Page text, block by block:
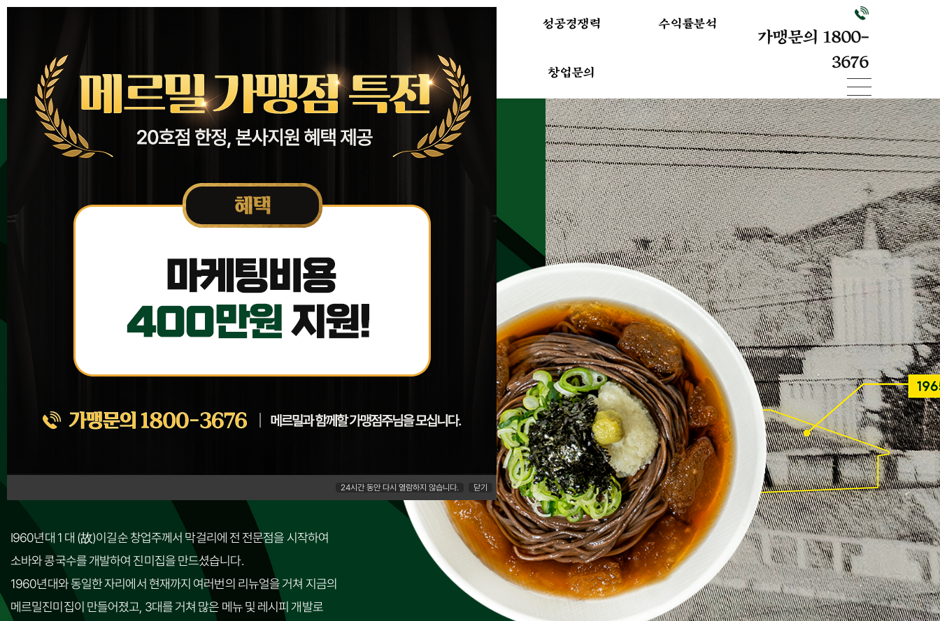
24시간 동안 다시 열람하지 않습니다. 닫기
브랜드소개
매출전략
메뉴소개
수익률분석
창업절차
창업비용
창업문의
성공경쟁력 수익률분석
창업절차 창업비용 창업문의
가맹문의 1800-
3676
60년 전통의
명맥을 이어가는
메밀전문
프랜차이즈
I960년대 1 대 (故)이길순 창업주께서 막걸리에 전 전문점을 시작하여
소바와 콩국수를 개발하여 진미집을 만드셨습니다.
1960년대와 동일한 자리에서 현재까지 여러번의 리뉴얼을 거쳐 지금의
메르밀진미집이 만들어졌고, 3대를 거쳐 많은 메뉴 및 레시피 개발로